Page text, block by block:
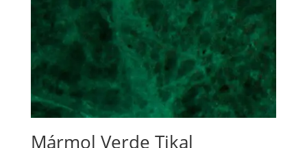
Mármol Verde Tikal